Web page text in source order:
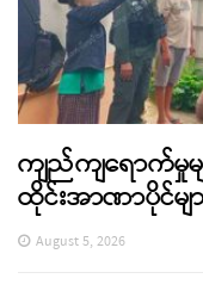
ကျည်ကျရောက်မှု
ထိုင်းအာဏာပိုင်မျ
August 5, 2026